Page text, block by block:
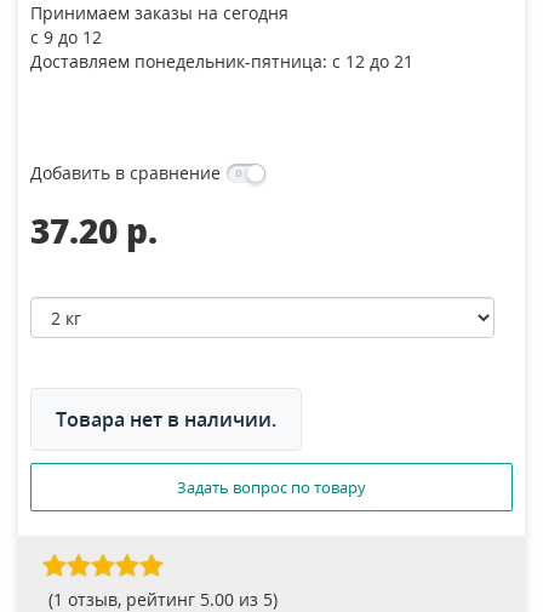
Принимаем заказы на сегодня
с 9 до 12
Доставляем понедельник-пятница: с 12 до 21
Добавить в сравнение
37.20 p.
Товара нет в наличии.
Задать вопрос по товару
(1 отзыв, рейтинг 5.00 из 5)